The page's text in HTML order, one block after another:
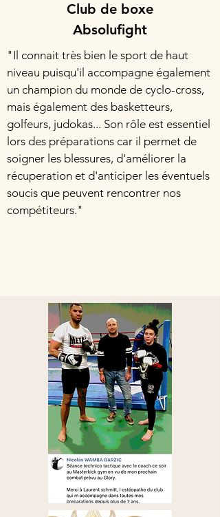
Club de boxe
Absolufight
"Il connait très bien le sport de haut
niveau puisqu'il accompagne également
un champion du monde de cyclo-cross,
mais également des basketteurs,
golfeurs, judokas... Son rôle est essentiel
lors des préparations car il permet de
soigner les blessures, d'améliorer la
récuperation et d'anticiper les éventuels
soucis que peuvent rencontrer nos
compétiteurs."